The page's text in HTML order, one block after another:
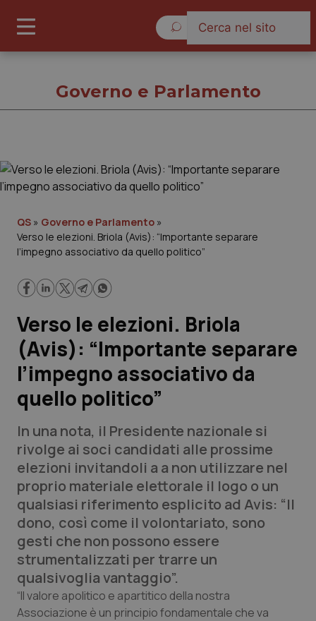
Governo e Parlamento
Regioni e Asl
Lavoro e Professioni
Scienza e Farmaci
Studi e Analisi
Lettere al direttore
Edizioni Regionali
QS Pro
Professionisti Sanitari.AI
Abruzzo
Basilicata
QS Pro Gold
Artrite & artrosi
QS Club Newsletter
Governo e Parlamento
QS » Governo e Parlamento »
Verso le elezioni. Briola (Avis): “Importante separare
l’impegno associativo da quello politico”
Verso le elezioni. Briola
(Avis): “Importante separare
l’impegno associativo da
quello politico”
In una nota, il Presidente nazionale si
rivolge ai soci candidati alle prossime
elezioni invitandoli a a non utilizzare nel
proprio materiale elettorale il logo o un
qualsiasi riferimento esplicito ad Avis: “Il
dono, così come il volontariato, sono
gesti che non possono essere
strumentalizzati per trarre un
qualsivoglia vantaggio”.
“Il valore apolitico e apartitico della nostra
Associazione è un principio fondamentale che va